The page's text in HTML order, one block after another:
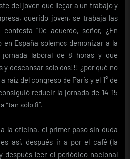
del joven que llegar a un trabajo y
querido joven, se trabaja las
“De acuerdo, señor, ¿En
en España solemos demonizar a la
laboral de 8 horas y que
y descansar solo dos!!! ¿por qué no
raíz del congreso de París y el 1° de
reducir la jornada de 14-15
“tan sólo 8”.
la oficina, el primer paso sin duda
así, después ir a por el café (la
después leer el periódico nacional